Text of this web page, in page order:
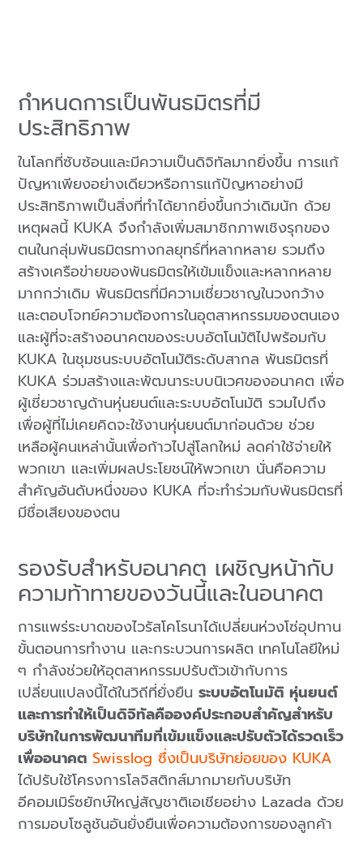
กำหนดการเป็นพันธมิตรที่มี
ประสิทธิภาพ
ในโลกที่ซับซ้อนและมีความเป็นดิจิทัลมากยิ่งขึ้น การแก้
ปัญหาเพียงอย่างเดียวหรือการแก้ปัญหาอย่างมี
ประสิทธิภาพเป็นสิ่งที่ทำได้ยากยิ่งขึ้นกว่าเดิมนัก ด้วย
เหตุผลนี้ KUKA จึงกำลังเพิ่มสมาชิกภาพเชิงรุกของ
ตนในกลุ่มพันธมิตรทางกลยุทธ์ที่หลากหลาย รวมถึง
สร้างเครือข่ายของพันธมิตรให้เข้มแข็งและหลากหลาย
มากกว่าเดิม พันธมิตรที่มีความเชี่ยวชาญในวงกว้าง
และตอบโจทย์ความต้องการในอุตสาหกรรมของตนเอง
และผู้ที่จะสร้างอนาคตของระบบอัตโนมัติไปพร้อมกับ
KUKA ในชุมชนระบบอัตโนมัติระดับสากล พันธมิตรที่
KUKA ร่วมสร้างและพัฒนาระบบนิเวศของอนาคต เพื่อ
ผู้เชี่ยวชาญด้านหุ่นยนต์และระบบอัตโนมัติ รวมไปถึง
เพื่อผู้ที่ไม่เคยคิดจะใช้งานหุ่นยนต์มาก่อนด้วย ช่วย
เหลือผู้คนเหล่านั้นเพื่อก้าวไปสู่โลกใหม่ ลดค่าใช้จ่ายให้
พวกเขา และเพิ่มผลประโยชน์ให้พวกเขา นั่นคือความ
สำคัญอันดับหนึ่งของ KUKA ที่จะทำร่วมกับพันธมิตรที่
มีชื่อเสียงของตน
รองรับสำหรับอนาคต เผชิญหน้ากับ
ความท้าทายของวันนี้และในอนาคต
การแพร่ระบาดของไวรัสโคโรนาได้เปลี่ยนห่วงโซ่อุปทาน
ขั้นตอนการทำงาน และกระบวนการผลิต เทคโนโลยีใหม่
ๆ กำลังช่วยให้อุตสาหกรรมปรับตัวเข้ากับการ
เปลี่ยนแปลงนี้ได้ในวิถีที่ยั่งยืนระบบอัตโนมัติ หุ่นยนต์
และการทำให้เป็นดิจิทัลคือองค์ประกอบสำคัญสำหรับ
บริษัทในการพัฒนาทีมที่เข้มแข็งและปรับตัวได้รวดเร็ว
เพื่ออนาคตSwisslog ซึ่งเป็นบริษัทย่อยของ KUKA
ได้ปรับใช้โครงการโลจิสติกส์มากมายกับบริษัท
อีคอมเมิร์ซยักษ์ใหญ่สัญชาติเอเชียอย่าง Lazada ด้วย
การมอบโซลูชันอันยั่งยืนเพื่อความต้องการของลูกค้า